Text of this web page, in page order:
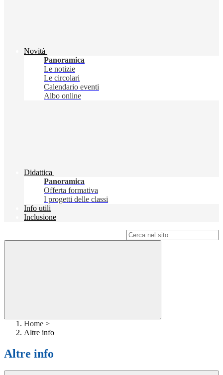
Novità
Panoramica
Le notizie
Le circolari
Calendario eventi
Albo online
Didattica
Panoramica
Offerta formativa
I progetti delle classi
Info utili
Inclusione
Home >
Altre info
Altre info